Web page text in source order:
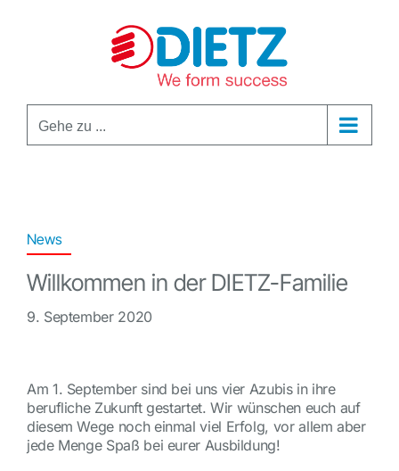
Gehe zu ...
News
Willkommen in der DIETZ-Familie
9. September 2020
Am 1. September sind bei uns vier Azubis in ihre
berufliche Zukunft gestartet. Wir wünschen euch auf
diesem Wege noch einmal viel Erfolg, vor allem aber
jede Menge Spaß bei eurer Ausbildung!